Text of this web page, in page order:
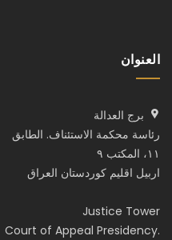
العنوان
برج العدالة
رئاسة محكمة الاستئناف. الطابق
١١، المكتب ٩
اربيل اقليم كوردستان العراق
Justice Tower
Court of Appeal Presidency.